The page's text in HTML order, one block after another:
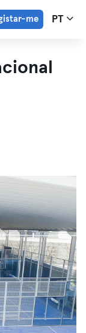
me PT